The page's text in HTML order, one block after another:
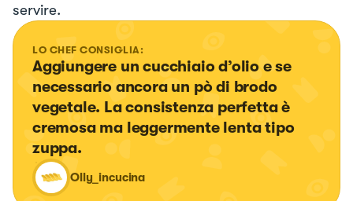
servire.
LO CHEF CONSIGLIA:
Aggiungere un cucchiaio d’olio e se
necessario ancora un pò di brodo
vegetale. La consistenza perfetta è
cremosa ma leggermente lenta tipo
zuppa.
Olly_incucina